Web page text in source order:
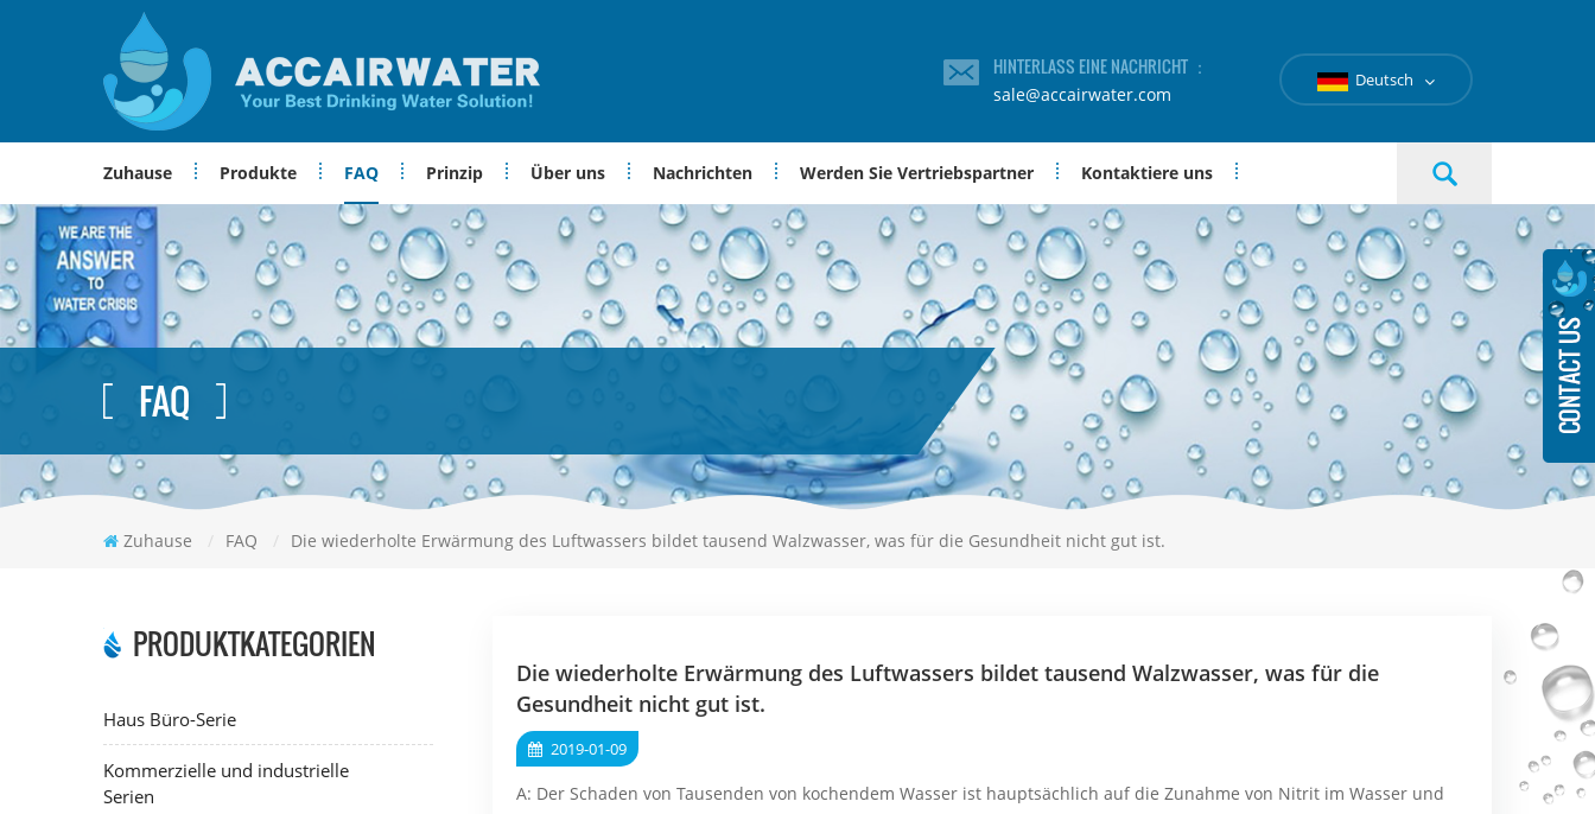
HINTERLASS EINE NACHRICHT ：
sale@accairwater.com
Deutsch
Zuhause Produkte FAQ Prinzip Über uns Nachrichten Werden Sie Vertriebspartner Kontaktiere uns
FAQ
Zuhause / FAQ / Die wiederholte Erwärmung des Luftwassers bildet tausend Walzwasser, was für die Gesundheit nicht gut ist.
PRODUKTKATEGORIEN
Haus Büro-Serie
Kommerzielle und industrielle
Serien
Die wiederholte Erwärmung des Luftwassers bildet tausend Walzwasser, was für die
Gesundheit nicht gut ist.
2019-01-09
A: Der Schaden von Tausenden von kochendem Wasser ist hauptsächlich auf die Zunahme von Nitrit im Wasser und